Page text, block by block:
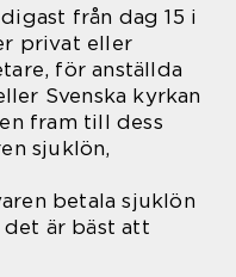
från dag 15 i
privat eller
för anställda
Svenska kyrkan
fram till dess
sjuklön,
betala sjuklön
är bäst att